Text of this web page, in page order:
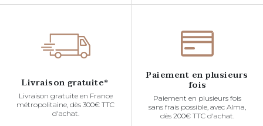
Livraison gratuite*
Livraison gratuite en France
métropolitaine, dès 300€ TTC
d'achat.
Paiement en plusieurs
fois
Paiement en plusieurs fois
sans frais possible, avec Alma,
dès 200€ TTC d'achat.